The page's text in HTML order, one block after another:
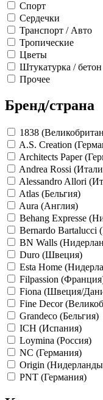
Спорт
Сердечки
Транспорт / Авто
Тропические
Цветы
Штукатурка / бетон
Прочее
Бренд/страна
1838
A.S. Creation
Architects Paper
Andrea Rossi
Alessandro Allori
Atlas (Бельгия)
Aura (Англия)
Behang Expresse
Bernardo Bartalucci
BN Walls
Duro (Швеция)
Esta Home
Filpassion
Fiona (Швеция/
Fine Decor
Grandeco (Бельгия)
ICH (Испания)
Loymina (Россия)
NC (Германия)
Origin
PNT (Германия)